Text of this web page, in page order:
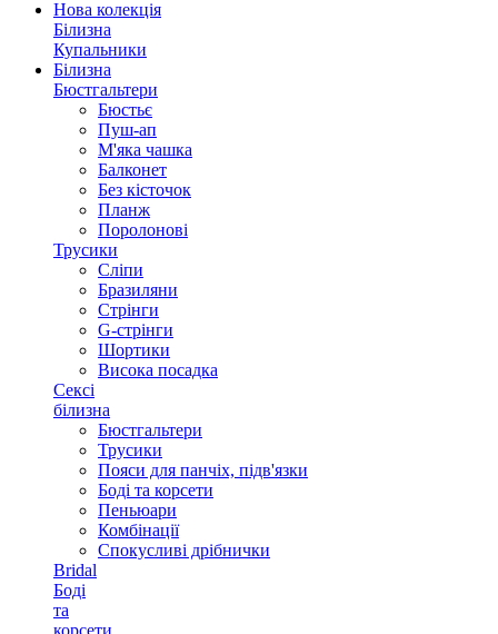
Нова колекція
Білизна
Купальники
Білизна
Бюстгальтери
Бюстьє
Пуш-ап
М'яка чашка
Балконет
Без кісточок
Планж
Поролонові
Трусики
Сліпи
Бразиляни
Стрінги
G-стрінги
Шортики
Висока посадка
Сексі
білизна
Бюстгальтери
Трусики
Пояси для панчіх, підв'язки
Боді та корсети
Пеньюари
Комбінації
Спокусливі дрібнички
Bridal
Боді
та
корсети